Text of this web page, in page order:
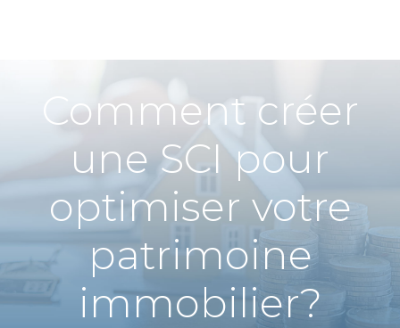
Comment créer
une SCI pour
optimiser votre
patrimoine
immobilier?